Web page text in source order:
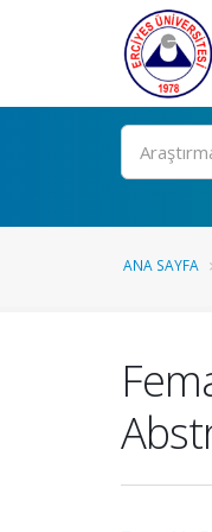
Ara
ANA SAYFA